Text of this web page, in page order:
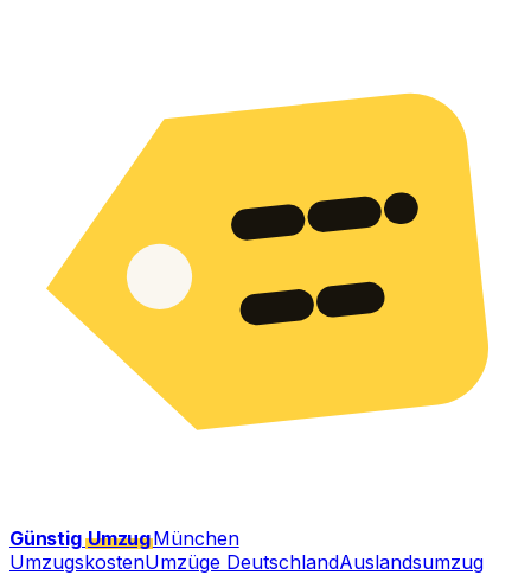
GünstigUmzugMünchen
UmzugskostenUmzüge DeutschlandAuslandsumzug